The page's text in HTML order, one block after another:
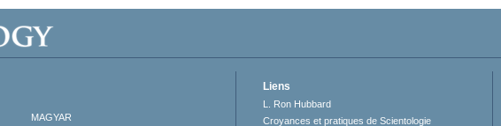
MAGYAR
Liens
L. Ron Hubbard
Croyances et pratiques de Scientologie